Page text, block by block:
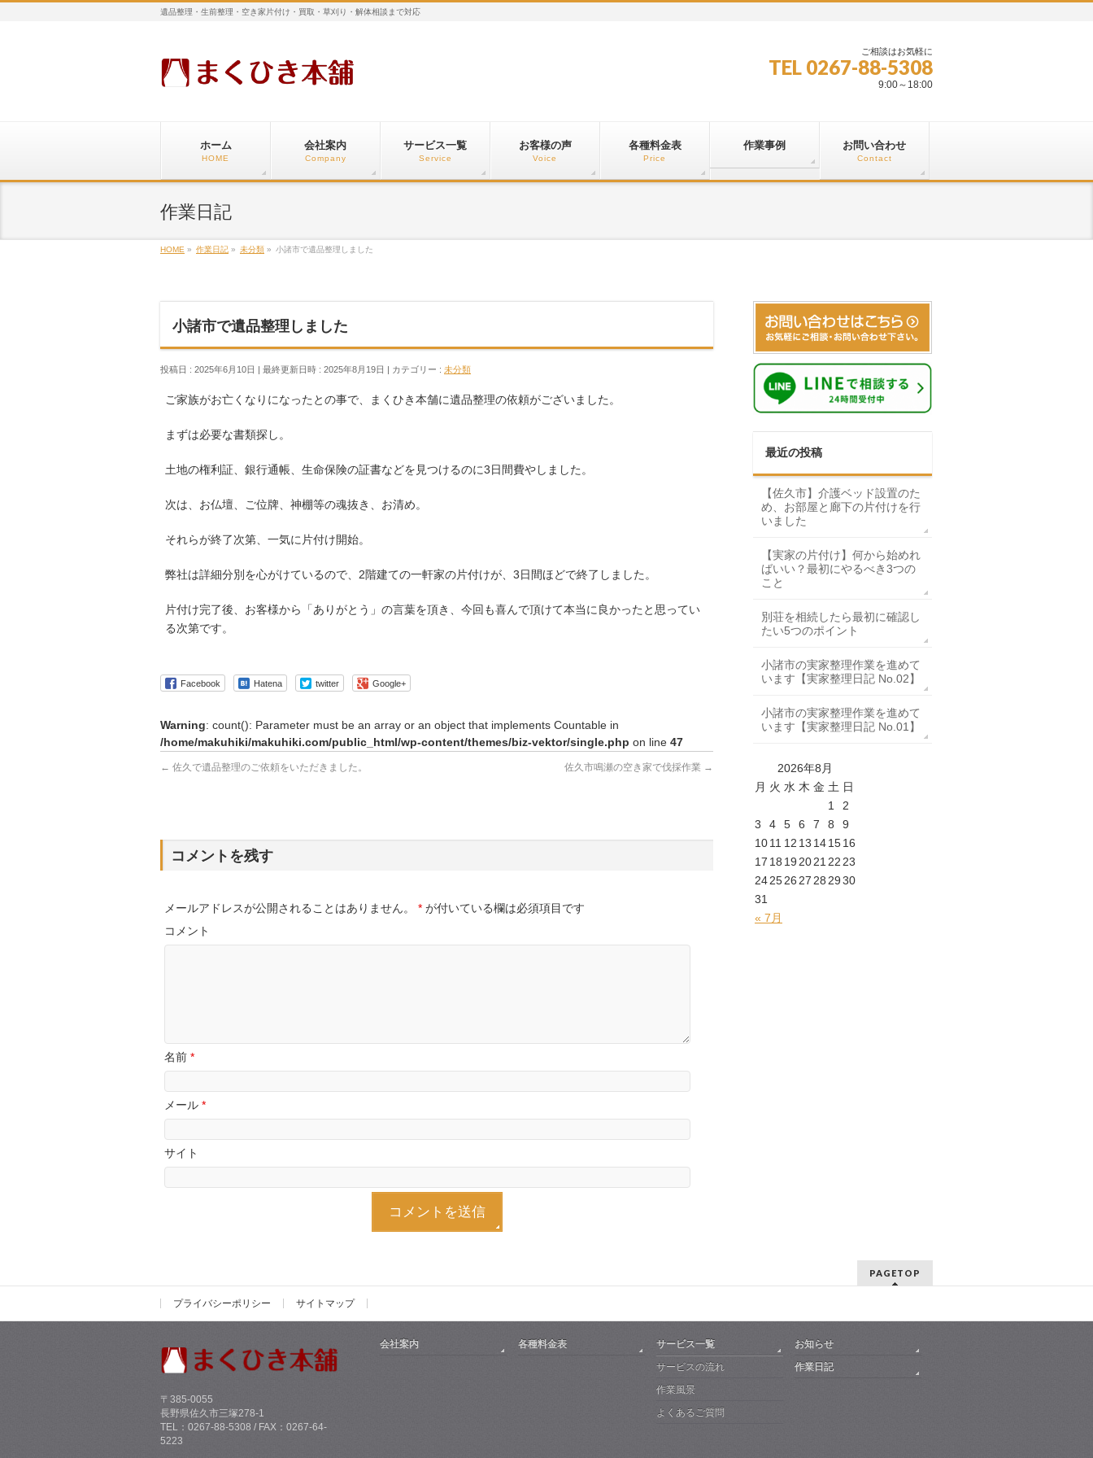
遺品整理・生前整理・空き家片付け・買取・草刈り・解体相談まで対応
ご相談はお気軽に
TEL 0267-88-5308
9:00～18:00
ホーム
HOME
会社案内
Company
サービス一覧
Service
お客様の声
Voice
各種料金表
Price
作業事例 お問い合わせ
Contact
作業日記
HOME » 作業日記 » 未分類 » 小諸市で遺品整理しました
小諸市で遺品整理しました
投稿日 : 2025年6月10日 最終更新日時 : 2025年8月19日 カテゴリー : 未分類
ご家族がお亡くなりになったとの事で、まくひき本舗に遺品整理の依頼がございました。
まずは必要な書類探し。
土地の権利証、銀行通帳、生命保険の証書などを見つけるのに3日間費やしました。
次は、お仏壇、ご位牌、神棚等の魂抜き、お清め。
それらが終了次第、一気に片付け開始。
弊社は詳細分別を心がけているので、2階建ての一軒家の片付けが、3日間ほどで終了しました。
片付け完了後、お客様から「ありがとう」の言葉を頂き、今回も喜んで頂けて本当に良かったと思ってい
る次第です。
Facebook Hatena twitter Google+
Warning: count(): Parameter must be an array or an object that implements Countable in
/home/makuhiki/makuhiki.com/public_html/wp-content/themes/biz-vektor/single.php on line 47
← 佐久で遺品整理のご依頼をいただきました。 佐久市鳴瀬の空き家で伐採作業 →
コメントを残す
メールアドレスが公開されることはありません。 * が付いている欄は必須項目です
コメント
名前 *
メール *
サイト
最近の投稿
【佐久市】介護ベッド設置のた
め、お部屋と廊下の片付けを行
いました
【実家の片付け】何から始めれ
ばいい？最初にやるべき3つの
こと
別荘を相続したら最初に確認し
たい5つのポイント
小諸市の実家整理作業を進めて
います【実家整理日記 No.02】
小諸市の実家整理作業を進めて
います【実家整理日記 No.01】
2026年8月
月 火 水 木 金 土 日
« 7月
1
2
3
4 5 6 7 8
9
1011 12 13 141516
17 18 1920212223
24252627282930
31
PAGETOP
プライバシーポリシー サイトマップ
〒385-0055
長野県佐久市三塚278-1
TEL：0267-88-5308 / FAX：0267-64-
5223
会社案内 各種料金表
サービス一覧
サービスの流れ
作業風景
よくあるご質問
お知らせ
作業日記